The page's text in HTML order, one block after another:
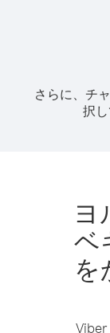
さらに、チ
択
ヨ
ベ
を